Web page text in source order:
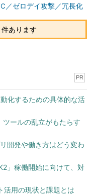
／ゼロデイ攻撃／冗長化
あります
PR
化するための具体的な活
ツールの乱立がもたらす
開発や働き方はどう変わ
」稼働開始に向けて、対
活用の現状と課題とは